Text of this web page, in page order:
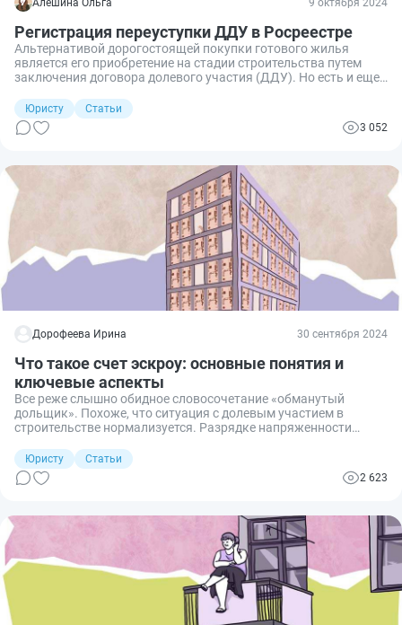
Алешина Ольга 9 октября 2024
Регистрация переуступки ДДУ в Росреестре
Альтернативой дорогостоящей покупки готового жилья
является его приобретение на стадии строительства путем
заключения договора долевого участия (ДДУ). Но есть и еще
Разберем, как заключается такой договор и как провести его
регистрацию в Росреестре.
Юристу
Статьи
3 052
Дорофеева Ирина 30 сентября 2024
Что такое счет эскроу: основные понятия и
ключевые аспекты
Все реже слышно обидное словосочетание «обманутый
дольщик». Похоже, что ситуация с долевым участием в
строительстве нормализуется. Разрядке напряженности
популярном способе приобретения недвижимости.
Юристу
Статьи
2 623